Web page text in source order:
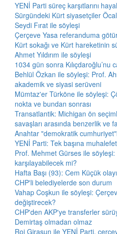
YENİ Parti süreç karşıtlarını hayal
Sürgündeki Kürt siyasetçiler
Seydi Fırat ile söyleşi
Çerçeve Yasa referanduma
Kürt sokağı ve Kürt hareketinin
Ahmet Yıldırım ile söyleşi
1034 gün sonra Kılıçdaroğlu’nu
Behlül Özkan ile söyleşi: Prof.
akademik ve siyasi serüveni
Mümtaz'er Türköne ile söyleşi:
nokta ve bundan sonrası
Transatlantik: Michigan ön
savaşları arasında benzerlik ve
Anahtar "demokratik
YENİ Parti: Tek başına muhalefet
Prof. Mehmet Gürses ile
karşılayabilecek mi?
Hafta Başı (93): Cem Küçük
CHP'li belediyelerde son durum
Vahap Coşkun ile söyleşi:
değiştirecek?
CHP'den AKP'ye transferler
Demirtaş olmadan olmaz
Roj Girasun ile YENİ Parti,